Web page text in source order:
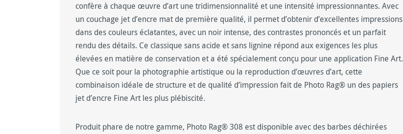
confère à chaque œuvre d’art une tridimensionnalité et une intensité impressionnantes. Avec
un couchage jet d’encre mat de première qualité, il permet d’obtenir d’excellentes impressions
dans des couleurs éclatantes, avec un noir intense, des contrastes prononcés et un parfait
rendu des détails. Ce classique sans acide et sans lignine répond aux exigences les plus
élevées en matière de conservation et a été spécialement conçu pour une application Fine Art.
Que ce soit pour la photographie artistique ou la reproduction d’œuvres d’art, cette
combinaison idéale de structure et de qualité d’impression fait de Photo Rag® un des papiers
jet d’encre Fine Art les plus plébiscité.
Produit phare de notre gamme, Photo Rag® 308 est disponible avec des barbes déchirées